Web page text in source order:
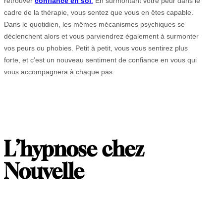
cadre de la thérapie, vous sentez que vous en êtes capable.
Dans le quotidien, les mêmes mécanismes psychiques se
déclenchent alors et vous parviendrez également à surmonter
vos peurs ou phobies. Petit à petit, vous vous sentirez plus
forte, et c’est un nouveau sentiment de confiance en vous qui
vous accompagnera à chaque pas.
L’hypnose chez
Nouvelle